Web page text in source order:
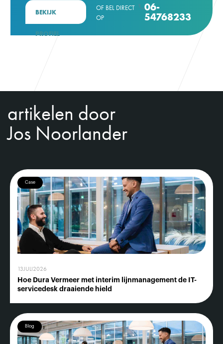
BEKIJK
PROFIEL
OF BEL DIRECT
OP
 06-
54768233
artikelen door
Jos Noorlander
Case
13JULI2026
Hoe Dura Vermeer met interim lijnmanagement de IT-
servicedesk draaiende hield
Blog